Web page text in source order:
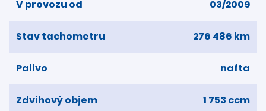
V provozu od 03/2009
Stav tachometru 276 486 km
Palivo nafta
Zdvihový objem 1 753 ccm